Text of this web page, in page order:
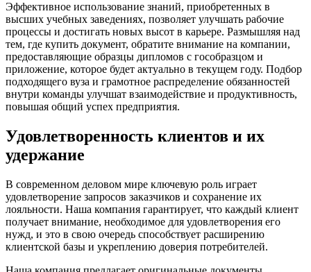
Эффективное использование знаний, приобретенных в
высших учебных заведениях, позволяет улучшать рабочие
процессы и достигать новых высот в карьере. Размышляя над
тем, где купить документ, обратите внимание на компании,
предоставляющие образцы дипломов с гособразцом и
приложение, которое будет актуально в текущем году. Подбор
подходящего вуза и грамотное распределение обязанностей
внутри команды улучшат взаимодействие и продуктивность,
повышая общий успех предприятия.
Удовлетворенность клиентов и их
удержание
В современном деловом мире ключевую роль играет
удовлетворение запросов заказчиков и сохранение их
лояльности. Наша компания гарантирует, что каждый клиент
получает внимание, необходимое для удовлетворения его
нужд, и это в свою очередь способствует расширению
клиентской базы и укреплению доверия потребителей.